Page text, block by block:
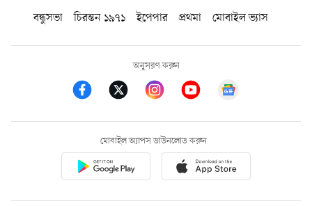
বন্ধুসভা
চিরন্তন ১৯৭১ ইপেপার প্রথমা মোবাইল ভ্যাস
অনুসরণ করুন
মোবাইল অ্যাপস ডাউনলোড করুন